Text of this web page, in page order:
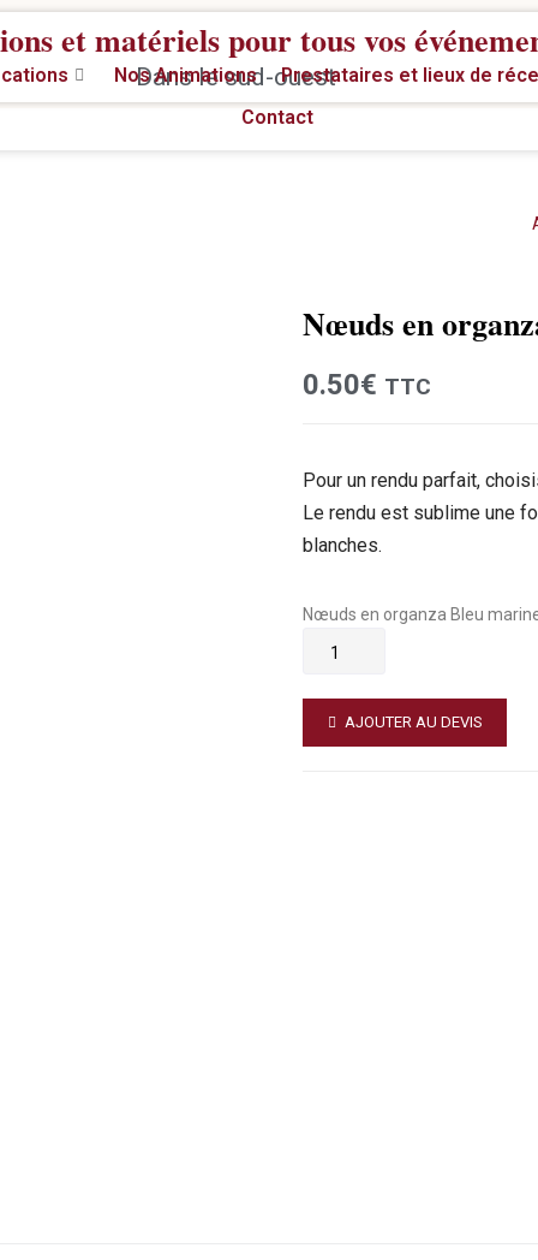
et matériels pour tous vos
Dans le sud-ouest
Nos Animations
Prestataires et lieux de
Contact
Nœuds en
0.50€ TTC
Pour un rendu parfait,
Le rendu est sublime une
blanches.
Nœuds en organza Bleu
AJOUTER AU DEVIS